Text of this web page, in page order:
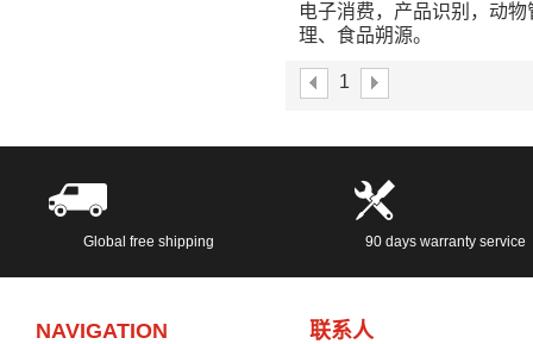
电子消费，产品识别，动物
理、食品朔源。
等多个工艺。
1
Global free shipping 90 days warranty service
NAVIGATION 联系人